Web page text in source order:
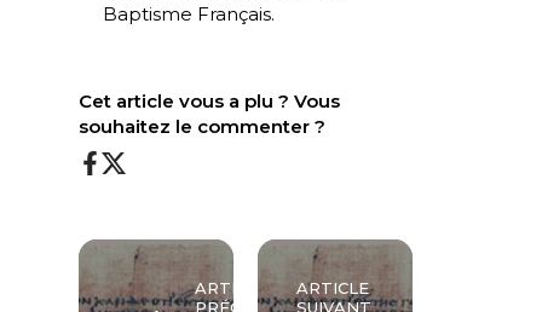
Baptisme Français.
Cet article vous a plu ? Vous
souhaitez le commenter ?
ARTICLE
PRÉCÉDENT
ARTICLE
SUIVANT